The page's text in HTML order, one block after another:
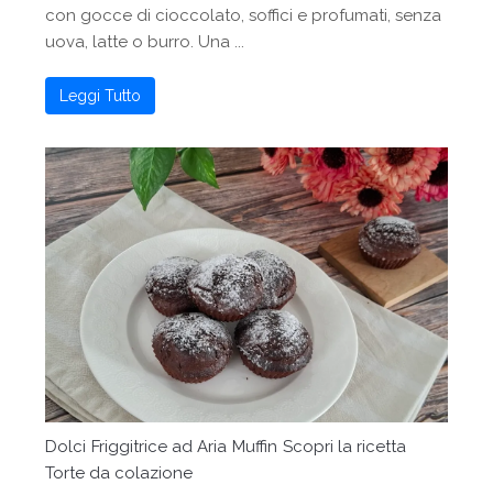
con gocce di cioccolato, soffici e profumati, senza
uova, latte o burro. Una ...
Leggi Tutto
Dolci Friggitrice ad Aria Muffin Scopri la ricetta
Torte da colazione